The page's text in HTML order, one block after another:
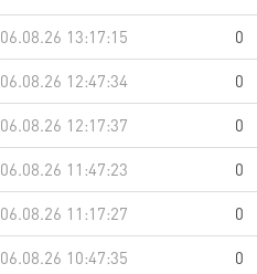
06.08.26 13:17:15
0
06.08.26 12:47:34
0
06.08.26 12:17:37
0
06.08.26 11:47:23
0
06.08.26 11:17:27
0
06.08.26 10:47:35
0